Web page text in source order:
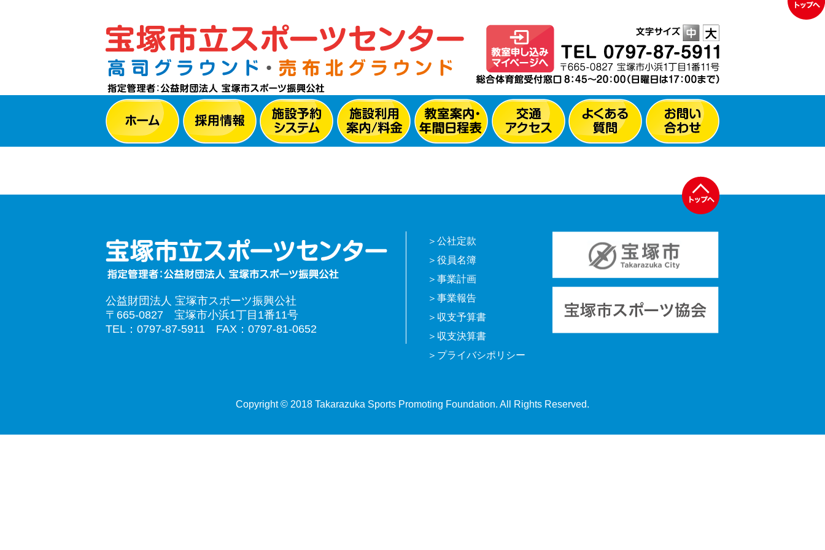
公益財団法人 宝塚市スポーツ振興公社
〒665-0827 宝塚市小浜1丁目1番11号
TEL：0797-87-5911 FAX：0797-81-0652
公社定款
役員名簿
事業計画
事業報告
収支予算書
収支決算書
プライバシポリシー
Copyright © 2018 Takarazuka Sports Promoting Foundation. All Rights Reserved.